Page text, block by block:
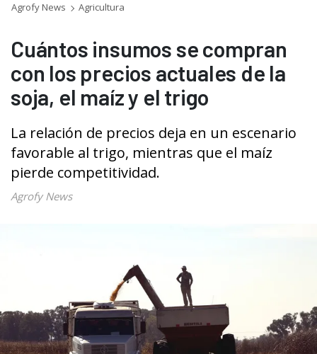
Agrofy News Agricultura
Cuántos insumos se compran
con los precios actuales de la
soja, el maíz y el trigo
La relación de precios deja en un escenario
favorable al trigo, mientras que el maíz
pierde competitividad.
Agrofy News